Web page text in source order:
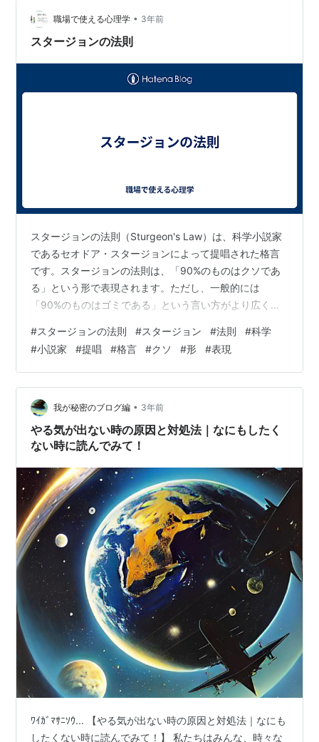
職場で使える心理学 • 3年前
スタージョンの法則
スタージョンの法則（Sturgeon's Law）は、科学小説家
であるセオドア・スタージョンによって提唱された格言
です。スタージョンの法則は、「90%のものはクソであ
る」という形で表現されます。ただし、一般的には
「90%のものはゴミである」という言い方がより広く知
において、大多数のものが質的に劣っているという現実
を指摘しています。スタージョンは、特に科学小説やフ
ァンタジー小説などのジャンルにおいて、多くの作品が
質的に劣っていると考えていました。 スタージョンの法
則は、クリエイティブな分野において成功作品の割合が
非常に少ないことを示唆しています…
#スタージョンの法則 #スタージョン #法則 #科学
#小説家 #提唱 #格言 #クソ #形 #表現
我が秘密のブログ編 • 3年前
やる気が出ない時の原因と対処法｜なにもしたく
ない時に読んでみて！
ﾜｲｶﾞﾏｻﾆｿｳ... 【やる気が出ない時の原因と対処法｜なにも
したくない時に読んでみて！】 私たちはみんな、時々な